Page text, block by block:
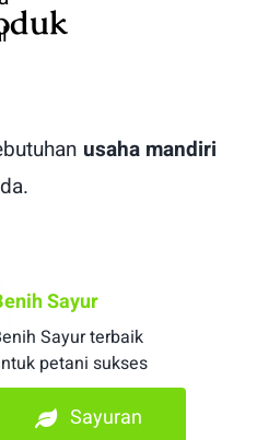
usaha mandiri
Sayur
Sayur terbaik
petani sukses
Sayuran